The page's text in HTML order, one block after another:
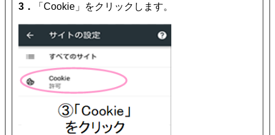
3． 「Cookie」をクリックします。